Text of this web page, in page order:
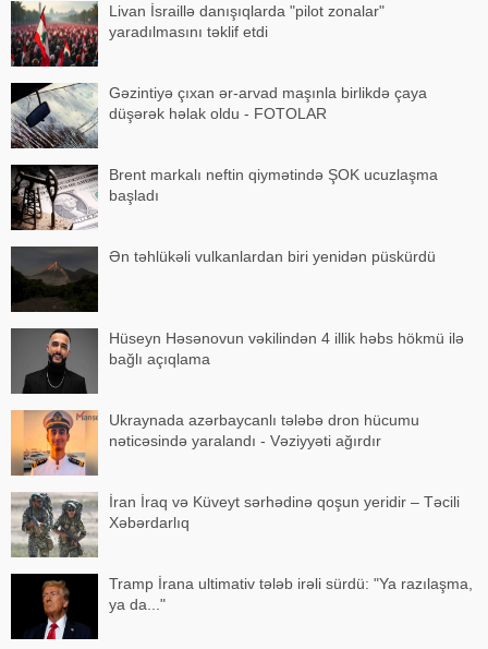
Livan İsraillə danışıqlarda "pilot zonalar"
yaradılmasını təklif etdi
Gəzintiyə çıxan ər-arvad maşınla birlikdə çaya
düşərək həlak oldu - FOTOLAR
Brent markalı neftin qiymətində ŞOK ucuzlaşma
başladı
Ən təhlükəli vulkanlardan biri yenidən püskürdü
Hüseyn Həsənovun vəkilindən 4 illik həbs hökmü ilə
bağlı açıqlama
Ukraynada azərbaycanlı tələbə dron hücumu
nəticəsində yaralandı - Vəziyyəti ağırdır
İran İraq və Küveyt sərhədinə qoşun yeridir – Təcili
Xəbərdarlıq
Tramp İrana ultimativ tələb irəli sürdü: "Ya razılaşma,
ya da..."